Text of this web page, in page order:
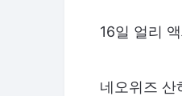
16일 얼리
네오위즈 산